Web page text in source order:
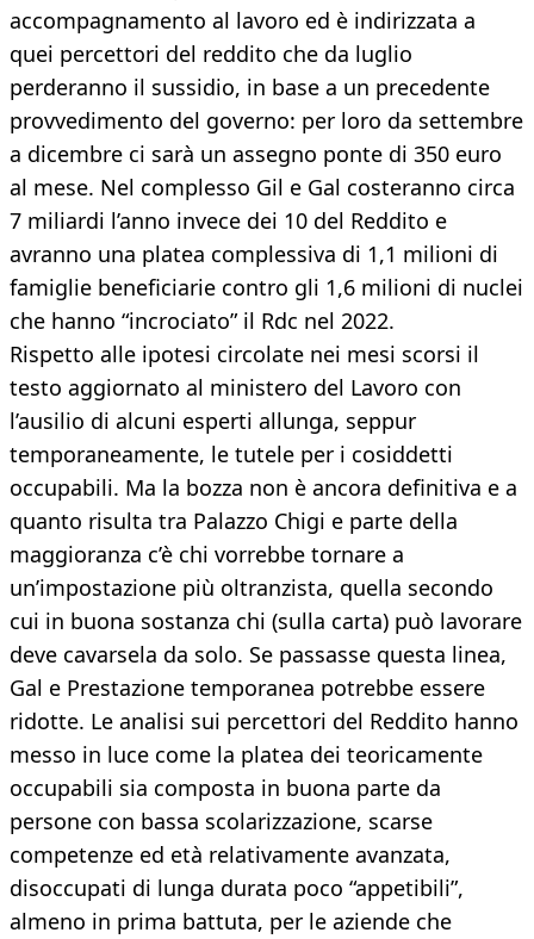
accompagnamento al lavoro ed è indirizzata a
quei percettori del reddito che da luglio
perderanno il sussidio, in base a un precedente
provvedimento del governo: per loro da settembre
a dicembre ci sarà un assegno ponte di 350 euro
al mese. Nel complesso Gil e Gal costeranno circa
7 miliardi l’anno invece dei 10 del Reddito e
avranno una platea complessiva di 1,1 milioni di
famiglie beneficiarie contro gli 1,6 milioni di nuclei
che hanno “incrociato” il Rdc nel 2022.
Rispetto alle ipotesi circolate nei mesi scorsi il
testo aggiornato al ministero del Lavoro con
l’ausilio di alcuni esperti allunga, seppur
temporaneamente, le tutele per i cosiddetti
occupabili. Ma la bozza non è ancora definitiva e a
quanto risulta tra Palazzo Chigi e parte della
maggioranza c’è chi vorrebbe tornare a
un’impostazione più oltranzista, quella secondo
cui in buona sostanza chi (sulla carta) può lavorare
deve cavarsela da solo. Se passasse questa linea,
Gal e Prestazione temporanea potrebbe essere
ridotte. Le analisi sui percettori del Reddito hanno
messo in luce come la platea dei teoricamente
occupabili sia composta in buona parte da
persone con bassa scolarizzazione, scarse
competenze ed età relativamente avanzata,
disoccupati di lunga durata poco “appetibili”,
almeno in prima battuta, per le aziende che